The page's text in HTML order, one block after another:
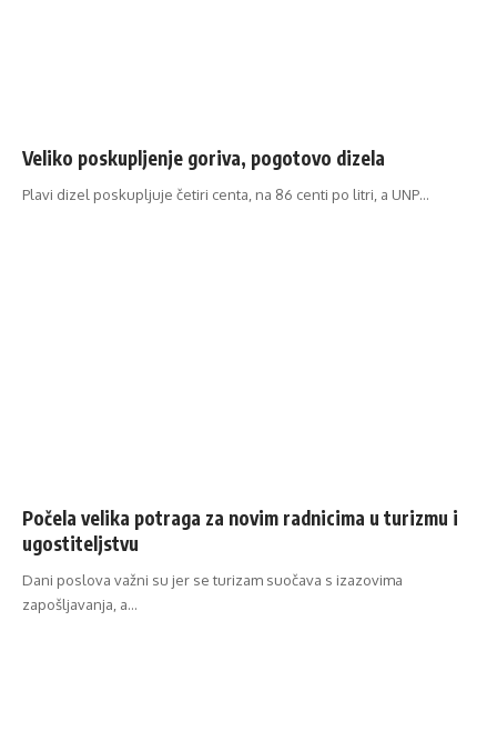
Veliko poskupljenje goriva, pogotovo dizela
Plavi dizel poskupljuje četiri centa, na 86 centi po litri, a UNP…
Počela velika potraga za novim radnicima u turizmu i
ugostiteljstvu
Dani poslova važni su jer se turizam suočava s izazovima
zapošljavanja, a…